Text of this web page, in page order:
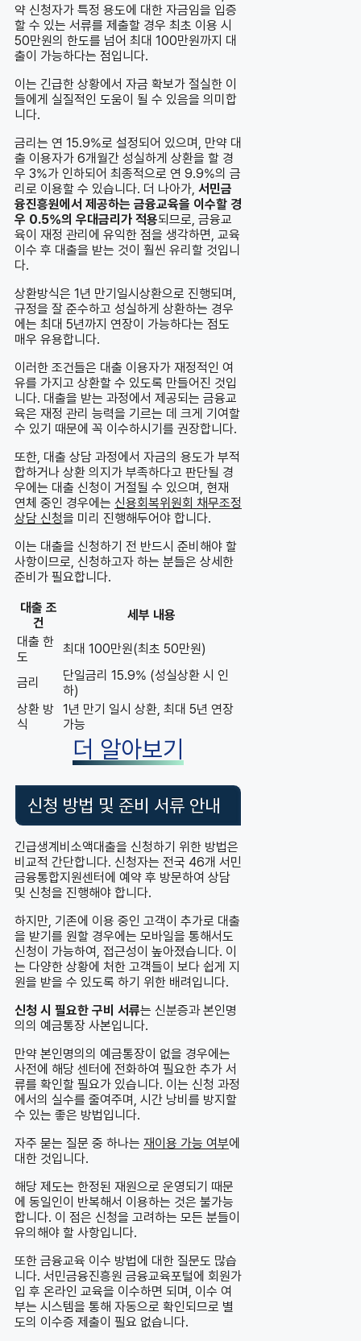
약 신청자가 특정 용도에 대한 자금임을 입증
할 수 있는 서류를 제출할 경우 최초 이용 시
50만원의 한도를 넘어 최대 100만원까지 대
출이 가능하다는 점입니다.
이는 긴급한 상황에서 자금 확보가 절실한 이
들에게 실질적인 도움이 될 수 있음을 의미합
니다.
금리는 연 15.9%로 설정되어 있으며, 만약 대
출 이용자가 6개월간 성실하게 상환을 할 경
우 3%가 인하되어 최종적으로 연 9.9%의 금
리로 이용할 수 있습니다. 더 나아가, 서민금
융진흥원에서 제공하는 금융교육을 이수할 경
우 0.5%의 우대금리가 적용되므로, 금융교
육이 재정 관리에 유익한 점을 생각하면, 교육
이수 후 대출을 받는 것이 훨씬 유리할 것입니
다.
상환방식은 1년 만기일시상환으로 진행되며,
규정을 잘 준수하고 성실하게 상환하는 경우
에는 최대 5년까지 연장이 가능하다는 점도
매우 유용합니다.
이러한 조건들은 대출 이용자가 재정적인 여
유를 가지고 상환할 수 있도록 만들어진 것입
니다. 대출을 받는 과정에서 제공되는 금융교
육은 재정 관리 능력을 기르는 데 크게 기여할
수 있기 때문에 꼭 이수하시기를 권장합니다.
또한, 대출 상담 과정에서 자금의 용도가 부적
합하거나 상환 의지가 부족하다고 판단될 경
우에는 대출 신청이 거절될 수 있으며, 현재
연체 중인 경우에는 신용회복위원회 채무조정
상담 신청을 미리 진행해두어야 합니다.
이는 대출을 신청하기 전 반드시 준비해야 할
사항이므로, 신청하고자 하는 분들은 상세한
준비가 필요합니다.
대출 조
건
세부 내용
대출 한
도
최대 100만원(최초 50만원)
금리
단일금리 15.9% (성실상환 시 인
하)
상환 방
식
1년 만기 일시 상환, 최대 5년 연장
가능
더 알아보기
신청 방법 및 준비 서류 안내
긴급생계비소액대출을 신청하기 위한 방법은
비교적 간단합니다. 신청자는 전국 46개 서민
금융통합지원센터에 예약 후 방문하여 상담
및 신청을 진행해야 합니다.
하지만, 기존에 이용 중인 고객이 추가로 대출
을 받기를 원할 경우에는 모바일을 통해서도
신청이 가능하여, 접근성이 높아졌습니다. 이
는 다양한 상황에 처한 고객들이 보다 쉽게 지
원을 받을 수 있도록 하기 위한 배려입니다.
신청 시 필요한 구비 서류는 신분증과 본인명
의의 예금통장 사본입니다.
만약 본인명의의 예금통장이 없을 경우에는
사전에 해당 센터에 전화하여 필요한 추가 서
류를 확인할 필요가 있습니다. 이는 신청 과정
에서의 실수를 줄여주며, 시간 낭비를 방지할
수 있는 좋은 방법입니다.
자주 묻는 질문 중 하나는 재이용 가능 여부에
대한 것입니다.
해당 제도는 한정된 재원으로 운영되기 때문
에 동일인이 반복해서 이용하는 것은 불가능
합니다. 이 점은 신청을 고려하는 모든 분들이
유의해야 할 사항입니다.
또한 금융교육 이수 방법에 대한 질문도 많습
니다. 서민금융진흥원 금융교육포털에 회원가
입 후 온라인 교육을 이수하면 되며, 이수 여
부는 시스템을 통해 자동으로 확인되므로 별
도의 이수증 제출이 필요 없습니다.